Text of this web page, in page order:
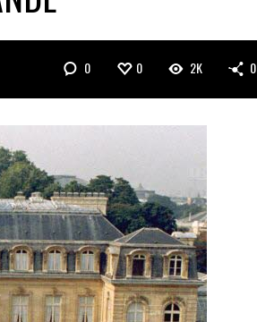
0 0 2K 0